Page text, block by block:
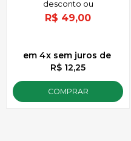
R$ 49,00
4x
de
R$ 12,25
sem juros
COMPRAR